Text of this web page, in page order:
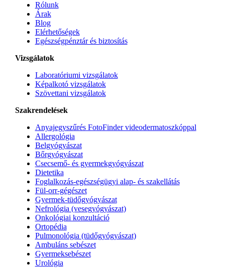
Rólunk
Árak
Blog
Elérhetőségek
Egészségpénztár és biztosítás
Vizsgálatok
Laboratóriumi vizsgálatok
Képalkotó vizsgálatok
Szövettani vizsgálatok
Szakrendelések
Anyajegyszűrés FotoFinder videodermatoszkóppal
Allergológia
Belgyógyászat
Bőrgyógyászat
Csecsemő- és gyermekgyógyászat
Dietetika
Foglalkozás-egészségügyi alap- és szakellátás
Fül-orr-gégészet
Gyermek-tüdőgyógyászat
Nefrológia (vesegyógyászat)
Onkológiai konzultáció
Ortopédia
Pulmonológia (tüdőgyógyászat)
Ambuláns sebészet
Gyermeksebészet
Urológia